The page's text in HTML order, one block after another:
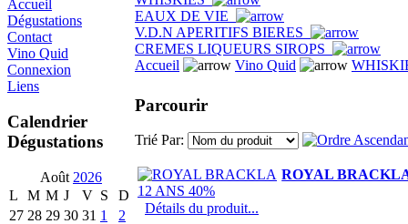
Accueil
Dégustations
Contact
Vino Quid
Connexion
Liens
Calendrier
Dégustations
Août 2026
L
M M J V S
D
27 28 29 30 31 1
2
EAUX DE VIE
V.D.N APERITIFS BIERES
CREMES LIQUEURS SIROPS
Accueil
Vino Quid
Parcourir
Trié Par:
ROYAL
Détails du produit...